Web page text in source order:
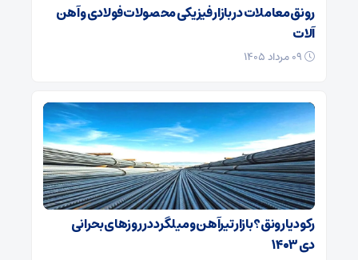
رونق معاملات در بازار فیزیکی محصولات فولادی و آهن
آلات
رکود یا رونق؟ بازار تیرآهن و میلگرد در روزهای بحرانی
دی ۱۴۰۳